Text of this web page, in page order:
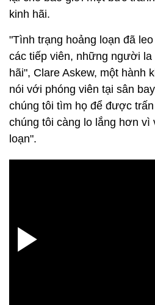
kinh hãi.
"Tình trạng hoảng loạn đã
các tiếp viên, những người la
hãi", Clare Askew, một hành
nói với phóng viên tại sân
chúng tôi tìm họ để được
chúng tôi càng lo lắng hơn vì
loạn".